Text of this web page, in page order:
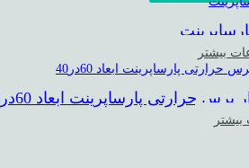
بیشتر
حرارتی پارساپرینت ابعاد 60در40
بیشتر